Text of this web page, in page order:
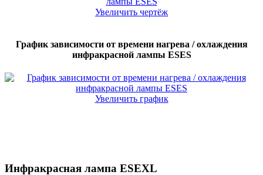
Увеличить чертёж
График зависимости от времени нагрева / охлаждения
инфракрасной лампы ESES
Увеличить график
Инфракрасная лампа ESEXL